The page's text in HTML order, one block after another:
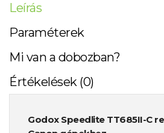
Leírás
Paraméterek
Mi van a dobozban?
Értékelések (0)
Godox Speedlite TT685II-C